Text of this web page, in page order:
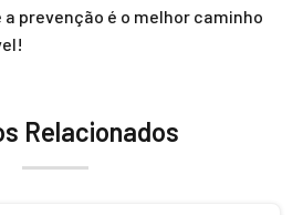
prevenção é o melhor caminho
Relacionados